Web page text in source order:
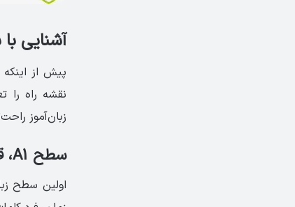
آشنایی
پیش از
نقشه راه را
زبان‌آموز
سطح A1، قدم گذاشتن در مسیر اسپانیایی